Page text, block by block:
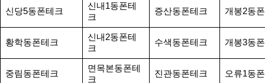
신당5동폰테크
신내1동폰테
크
증산동폰테크 개봉2동
황학동폰테크
신내2동폰테
크
수색동폰테크 개봉3동
중림동폰테크
면목본동폰테
크
진관동폰테크 오류1동